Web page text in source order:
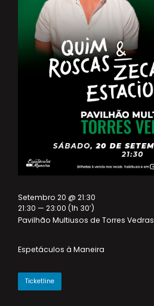
Setembro 20 @ 21:30
21:30 — 23:00 (1h 30′)
Pavilhão Multiusos de Torres Vedras
Espetáculos à Maneira
Ticketline